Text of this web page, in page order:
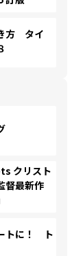
方 タイ
クリスト
督最新作
トに！ ト